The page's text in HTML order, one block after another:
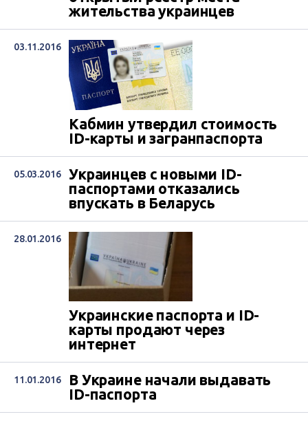
жительства украинцев
03.11.2016
Кабмин утвердил стоимость
ID-карты и загранпаспорта
05.03.2016
Украинцев с новыми ID-
паспортами отказались
впускать в Беларусь
28.01.2016
Украинские паспорта и ID-
карты продают через
интернет
11.01.2016
В Украине начали выдавать
ID-паспорта